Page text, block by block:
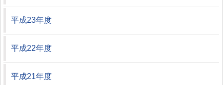
平成23年度
平成22年度
平成21年度